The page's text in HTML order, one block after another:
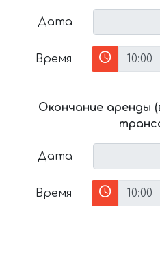
Дата
Время
Окончание аренды
Дата
Время